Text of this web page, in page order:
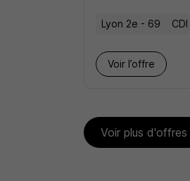
Lyon 2e - 69 CDI
Voir l’offre
Voir plus d'offres